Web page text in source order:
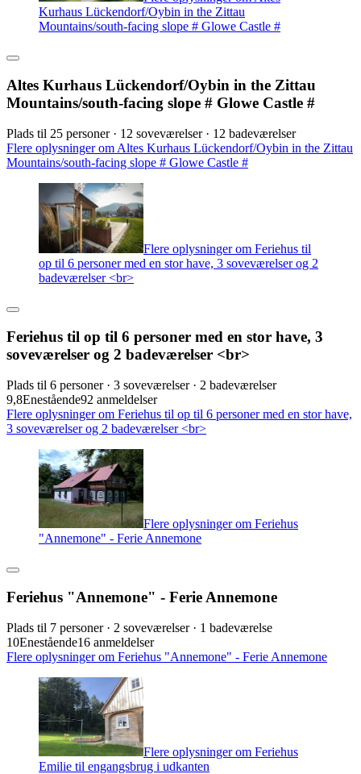
Kurhaus Lückendorf/Oybin in the Zittau
Mountains/south-facing slope # Glowe Castle #
Altes Kurhaus Lückendorf/Oybin in the Zittau
Mountains/south-facing slope # Glowe Castle #
Plads til 25 personer · 12 soveværelser · 12 badeværelser
Flere oplysninger om Altes Kurhaus Lückendorf/Oybin in the Zittau
Mountains/south-facing slope # Glowe Castle #
Flere oplysninger om Feriehus til
op til 6 personer med en stor have, 3 soveværelser og 2
badeværelser <br>
Feriehus til op til 6 personer med en stor have, 3
soveværelser og 2 badeværelser <br>
Plads til 6 personer · 3 soveværelser · 2 badeværelser
9,8Enestående92 anmeldelser
Flere oplysninger om Feriehus til op til 6 personer med en stor have,
3 soveværelser og 2 badeværelser <br>
Flere oplysninger om Feriehus
"Annemone" - Ferie Annemone
Feriehus "Annemone" - Ferie Annemone
Plads til 7 personer · 2 soveværelser · 1 badeværelse
10Enestående16 anmeldelser
Flere oplysninger om Feriehus "Annemone" - Ferie Annemone
Flere oplysninger om Feriehus
Emilie til engangsbrug i udkanten